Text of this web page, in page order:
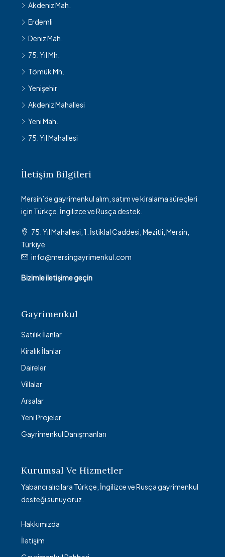
Akdeniz Mah.
Erdemli
Deniz Mah.
75. Yıl Mh.
Tömük Mh.
Yenişehir
Akdeniz Mahallesi
Yeni Mah.
75. Yıl Mahallesi
İletişim Bilgileri
Mersin’de gayrimenkul alım, satım ve kiralama süreçleri
için Türkçe, İngilizce ve Rusça destek.
75. Yıl Mahallesi, 1. İstiklal Caddesi, Mezitli, Mersin,
Türkiye
info@mersingayrimenkul.com
Bizimle iletişime geçin
Gayrimenkul
Satılık İlanlar
Kiralık İlanlar
Daireler
Villalar
Arsalar
Yeni Projeler
Gayrimenkul Danışmanları
Kurumsal Ve Hizmetler
Yabancı alıcılara Türkçe, İngilizce ve Rusça gayrimenkul
desteği sunuyoruz.
Hakkımızda
İletişim